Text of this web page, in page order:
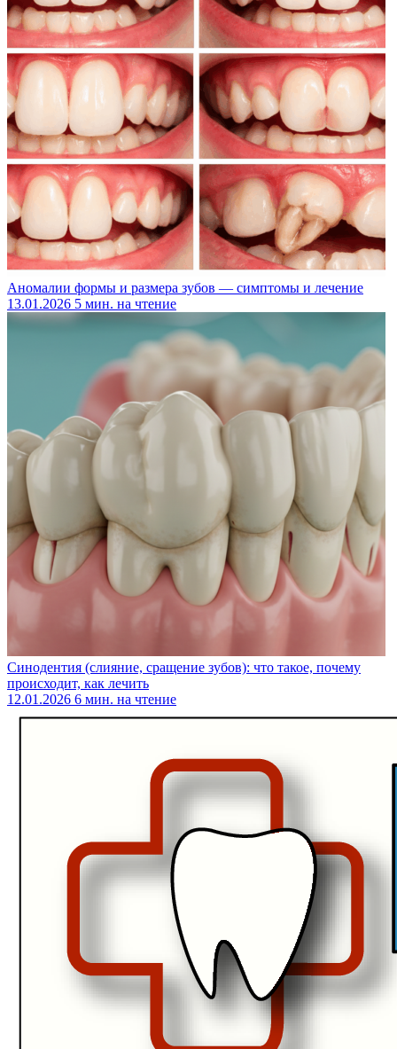
Аномалии формы и размера зубов — симптомы и лечение
13.01.2026 5 мин. на чтение
Синодентия (слияние, сращение зубов): что такое, почему
происходит, как лечить
12.01.2026 6 мин. на чтение